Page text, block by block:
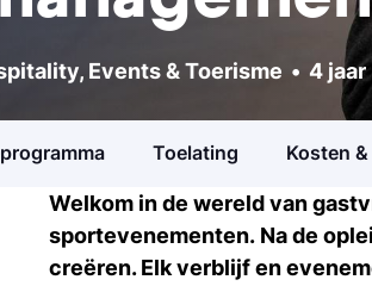
4
Events & Toerisme
4 jaar
Toelating Kosten
Tio's opleidingen op de open dag
Welkom in de wereld van
sportevenementen. Na de
creëren. Elk verblijf en